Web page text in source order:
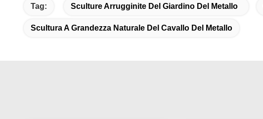
Tag: Sculture Arrugginite Del Giardino Del Metallo
Scultura A Grandezza Naturale Del Cavallo Del Metallo